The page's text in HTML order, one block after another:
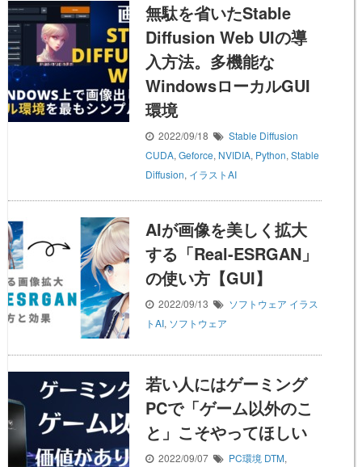
無駄を省いたStable
Diffusion Web UIの導
入方法。多機能な
WindowsローカルGUI
環境
2022/09/18
Stable Diffusion
CUDA, Geforce, NVIDIA, Python, Stable
Diffusion, イラストAI
AIが画像を美しく拡大
する「Real-ESRGAN」
の使い方【GUI】
2022/09/13 ソフトウェア イラス
トAI, ソフトウェア
若い人にはゲーミング
PCで「ゲーム以外のこ
と」こそやってほしい
2022/09/07 PC環境 DTM,